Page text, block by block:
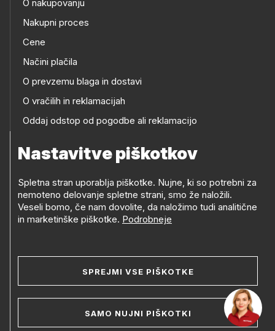
Nastavitve piškotkov
Spletna stran uporablja piškotke. Nujne, ki so potrebni za
nemoteno delovanje spletne strani, smo že naložili.
Veseli bomo, če nam dovolite, da naložimo tudi analitične
in marketinške piškotke. Podrobneje
SPREJMI VSE PIŠKOTKE
SAMO NUJNI PIŠKOTKI
eshop
O nakupovanju
Nakupni proces
Cene
Načini plačila
O prevzemu blaga in dostavi
O vračilih in reklamacijah
Oddaj odstop od pogodbe ali reklamacijo
(OEEO)
and
Varstvo zasebnosti in osebnih podatkov
Splošni pogoji poslovanja
Piškotki
Izjava o dostopnosti
Kazalo strani